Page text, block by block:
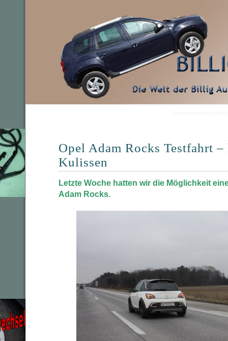
Opel Adam Rocks Testfahrt
Kulissen
Letzte Woche hatten wir die Möglichkeit
Adam Rocks.